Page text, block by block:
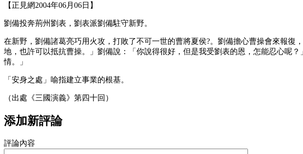
【正見網2004年06月06日】
劉備投奔荊州劉表，劉表派劉備駐守新野。
在新野，劉備諸葛亮巧用火攻，打敗了不可一世的曹將夏侯?。劉備擔心曹操會來報
地，也許可以抵抗曹操。」劉備說：「你說得很好，但是我受劉表的恩，怎能忍心呢
情。」
「安身之處」喻指建立事業的根基。
（出處《三國演義》第四十回）
添加新評論
評論內容